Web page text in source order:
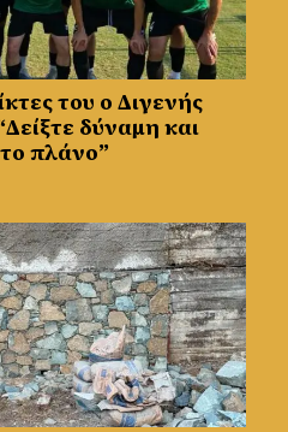
του ο Διγενής
δύναμη και
πλάνο”